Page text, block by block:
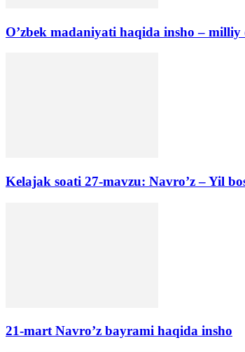
O’zbek madaniyati haqida insho –
Kelajak soati 27-mavzu: Navro’z – Yil
21-mart Navro’z bayrami haqida insho